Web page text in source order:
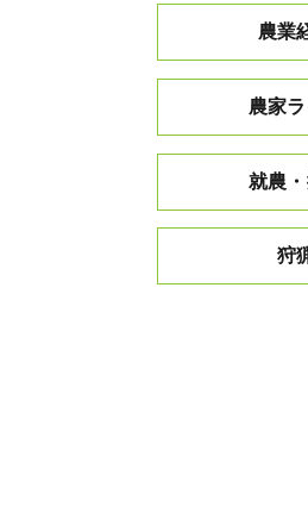
農業
農家
就農・
狩